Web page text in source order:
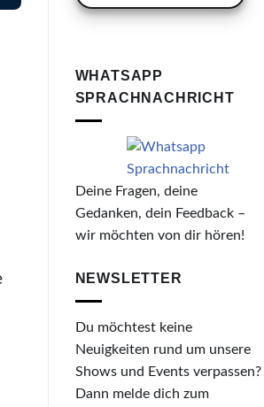
WHATSAPP
SPRACHNACHRICHT
Deine Fragen, deine
Gedanken, dein Feedback –
wir möchten von dir hören!
NEWSLETTER
Du möchtest keine
Neuigkeiten rund um unsere
Shows und Events verpassen?
Dann melde dich zum